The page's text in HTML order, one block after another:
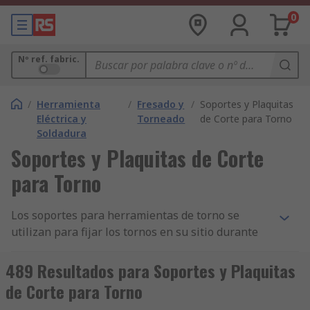
0
Nº ref. fabric.
/ Herramienta
Eléctrica y
Soldadura
/ Fresado y
Torneado
/ Soportes y Plaquitas
de Corte para Torno
Soportes y Plaquitas de Corte
para Torno
Los soportes para herramientas de torno se
utilizan para fijar los tornos en su sitio durante
perforar. Los tornos son dispositivos que se
utilizan en áreas como el trabajo en metal para
rotar una pieza de trabajo. Los soportes para
489 Resultados para Soportes y Plaquitas
de Corte para Torno